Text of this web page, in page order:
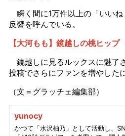
瞬く間に1万件以上の「いい
反響を呼んでいる。
【大河もも】鏡越しの桃ヒップ
鏡越しに見るルックスに魅了
投稿でさらにファンを増やした
（文＝グラッチェ編集部）
yunocy
かつて「水沢柚乃」として活動し、